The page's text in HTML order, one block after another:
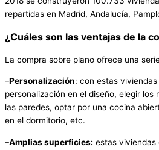
repartidas en Madrid, Andalucía,
¿Cuáles son las ventajas de la
La compra sobre plano ofrece una
–Personalización: con estas
personalización en el diseño, elegir los
las paredes, optar por una cocina
en el dormitorio, etc.
–Amplias superficies: estas viviendas